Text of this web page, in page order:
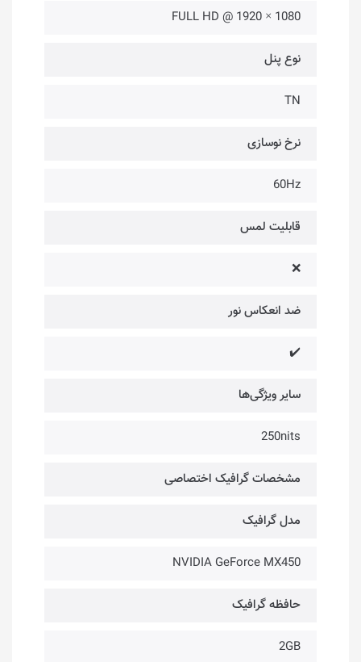
1080 × 1920 @ FULL HD
نوع پنل
TN
نرخ نوسازی
60Hz
قابلیت لمس
❌
ضد انعکاس نور
✔️
سایر ویژگی‌ها
250nits
مشخصات گرافیک اختصاصی
مدل گرافیک
NVIDIA GeForce MX450
حافظه گرافیک
2GB